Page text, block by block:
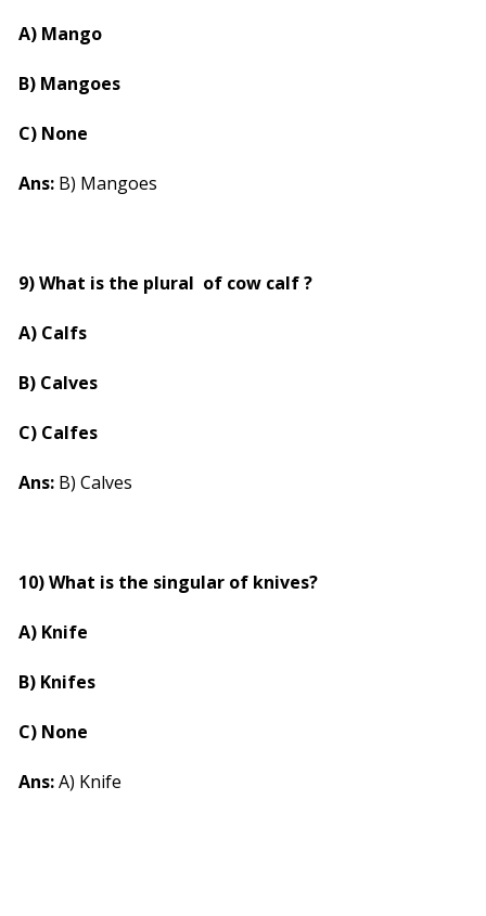
A) Mango
B) Mangoes
C) None
Ans: B) Mangoes
9) What is the plural of cow calf ?
A) Calfs
B) Calves
C) Calfes
Ans: B) Calves
10) What is the singular of knives?
A) Knife
B) Knifes
C) None
Ans:A) Knife